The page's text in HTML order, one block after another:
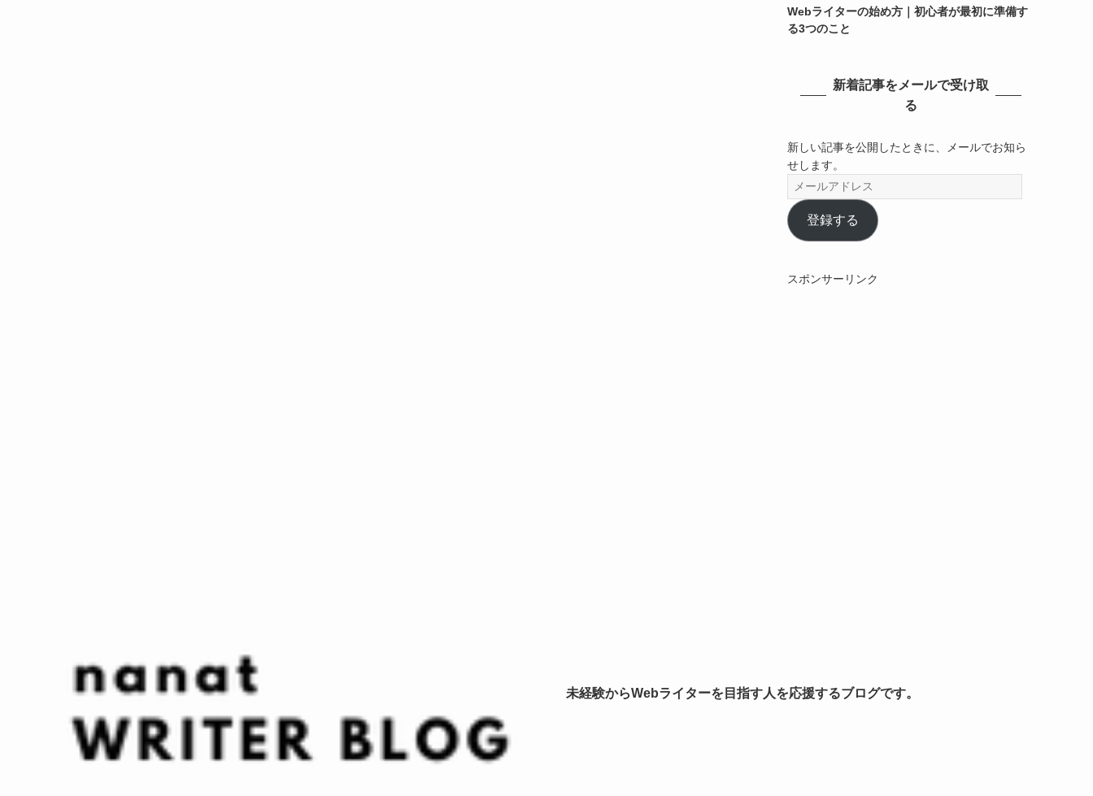
Webライターの始め方｜初心者が最初に準備す
る3つのこと
新着記事をメールで受け取
る
新しい記事を公開したときに、メールでお知ら
せします。
ー
ル
ア
登録する
スポンサーリンク
未経験からWebライターを目指す人を応援するブログです。